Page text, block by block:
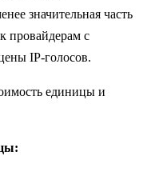
значительная часть
провайдерам с
IP-голосов.
единицы и